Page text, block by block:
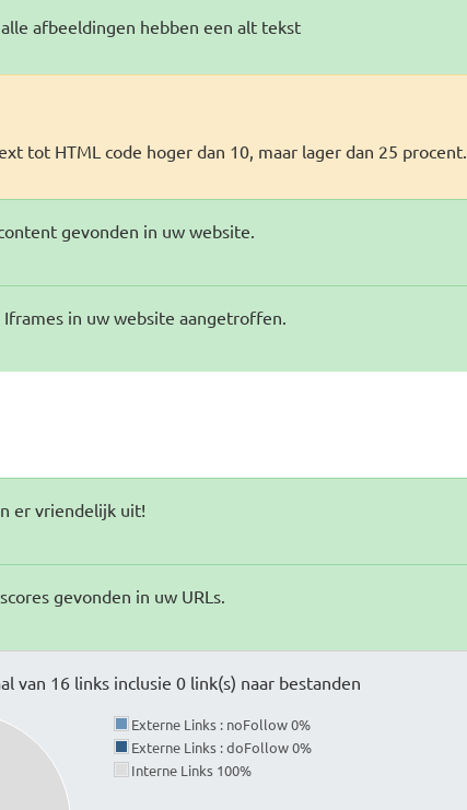
afbeeldingen hebben een alt tekst
tot HTML code hoger dan 10, maar lager dan 25 procent.
gevonden in uw website.
in uw website aangetroffen.
er vriendelijk uit!
gevonden in uw URLs.
van 16 links inclusie 0 link(s) naar bestanden
Externe Links : noFollow 0%
Externe Links : doFollow 0%
Interne Links 100%